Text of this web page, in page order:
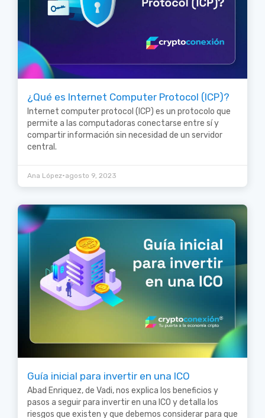
¿Qué es Internet Computer Protocol (ICP)?
Internet computer protocol (ICP) es un protocolo que
permite a las computadoras conectarse entre sí y
compartir información sin necesidad de un servidor
central.
Ana López•agosto 9, 2023
Guía inicial para invertir en una ICO
Abad Enriquez, de Vadi, nos explica los beneficios y
pasos a seguir para invertir en una ICO y detalla los
riesgos que existen y que debemos considerar para que